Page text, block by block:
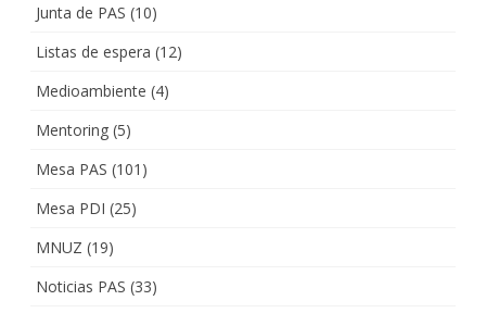
Junta de PAS (10)
Listas de espera (12)
Medioambiente (4)
Mentoring (5)
Mesa PAS (101)
Mesa PDI (25)
MNUZ (19)
Noticias PAS (33)